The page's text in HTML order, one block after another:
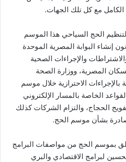
مع كل تلك الجهات.
الحج السياحي هذا الموسم
إنشاء البوابة المصرية الموحدة
والإجراءات الصحية
المصرية، ووزارة الصحة
الاحترازية خلال موسم
الخاصة بالمسار الإلكتروني
الحجاج، والتزام الشركات كذلك
بشأن موسم الحج.
بموسم الحج من مواصفات البرامج
لبرامج الاقتصادي والبري